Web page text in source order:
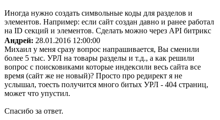
Иногда нужно создать символьные коды для разделов и
элементов. Например: если сайт создан давно и ранее работал
на ID секций и элементов. Сделать можно через API битрикс
Андрей: 28.01.2016 12:00:00
Михаил у меня сразу вопрос напрашивается, Вы сменили
более 5 тыс. УРЛ на товары разделы и т.д., а как решили
вопрос с поисковиками которые индексили весь сайта все
время (сайт же не новый)? Просто про редирект я не
услышал, тоесть получится много битых УРЛ - 404 страниц,
может что упустил.
Спасибо за ответ.